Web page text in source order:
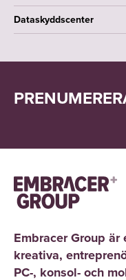
Dataskyddscenter
Embracer Group
kreativa,
PC-, konsol- och